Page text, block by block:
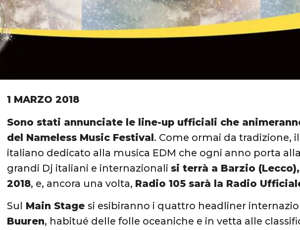
1 MARZO 2018
Sono stati annunciate le line-up ufficiali che
del Nameless Music Festival. Come ormai da tradizione,
italiano dedicato alla musica EDM che ogni anno porta
grandi Dj italiani e internazionali si terrà a Barzio
2018, e, ancora una volta, Radio 105 sarà la Radio
Sul Main Stagesi esibiranno i quattro headliner
Buuren, habitué delle folle oceaniche e in vetta alle